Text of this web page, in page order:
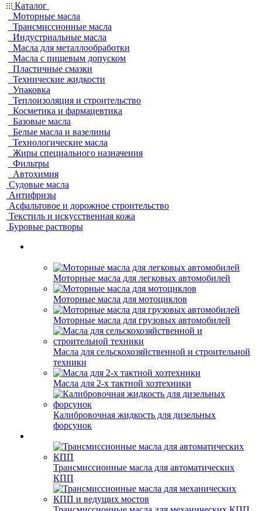
Каталог
Моторные масла
Трансмиссионные масла
Индустриальные масла
Масла для металлообработки
Масла с пищевым допуском
Пластичные смазки
Технические жидкости
Упаковка
Теплоизоляция и строительство
Косметика и фармацевтика
Базовые масла
Белые масла и вазелины
Технологические масла
Жиры специального назначения
Фильтры
Автохимия
Судовые масла
Антифризы
Асфальтовое и дорожное строительство
Текстиль и искусственная кожа
Буровые растворы
Моторные масла для легковых автомобилей
Моторные масла для мотоциклов
Моторные масла для грузовых автомобилей
Масла для сельскохозяйственной и строительной
техники
Масла для 2-х тактной хозтехники
Калибровочная жидкость для дизельных
форсунок
Трансмиссионные масла для автоматических
КПП